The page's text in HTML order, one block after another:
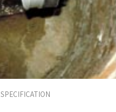
SPECIFICATION